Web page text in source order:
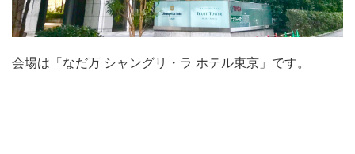
会場は「なだ万 シャングリ・ラ ホテル東京」です。